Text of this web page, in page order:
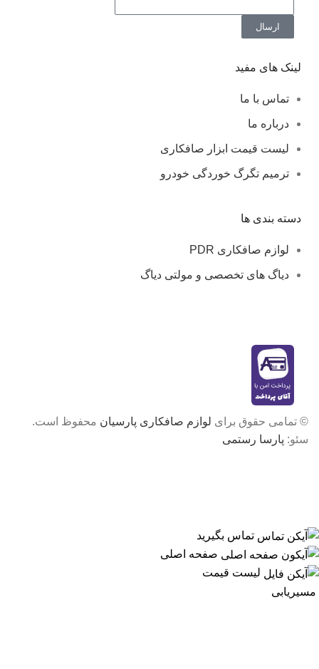
ارسال
لینک های مفید
تماس با ما
درباره ما
لیست قیمت ابزار صافکاری
ترمیم تگرگ خوردگی خودرو
دسته بندی ها
لوازم صافکاری PDR
دیاگ های تخصصی و مولتی دیاگ
© تمامی حقوق برای لوازم صافکاری پارسیان محفوظ است.
سئو: پارسا رستمی
تماس بگیرید
صفحه اصلی
لیست قیمت
مسیریابی